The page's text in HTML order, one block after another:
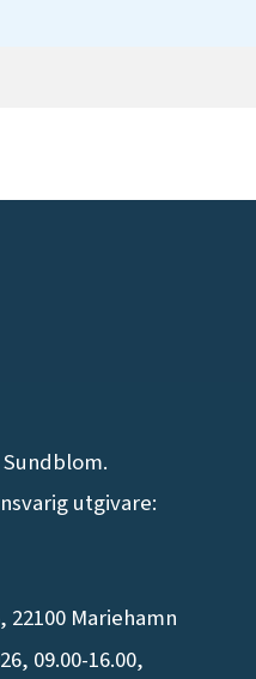
utgivare:
22100 Mariehamn
09.00-16.00,